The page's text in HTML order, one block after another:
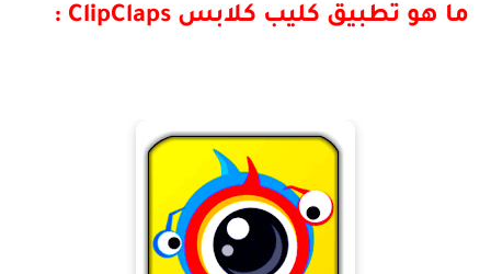
ما هو تطبيق كليب كلابس ClipClaps
: